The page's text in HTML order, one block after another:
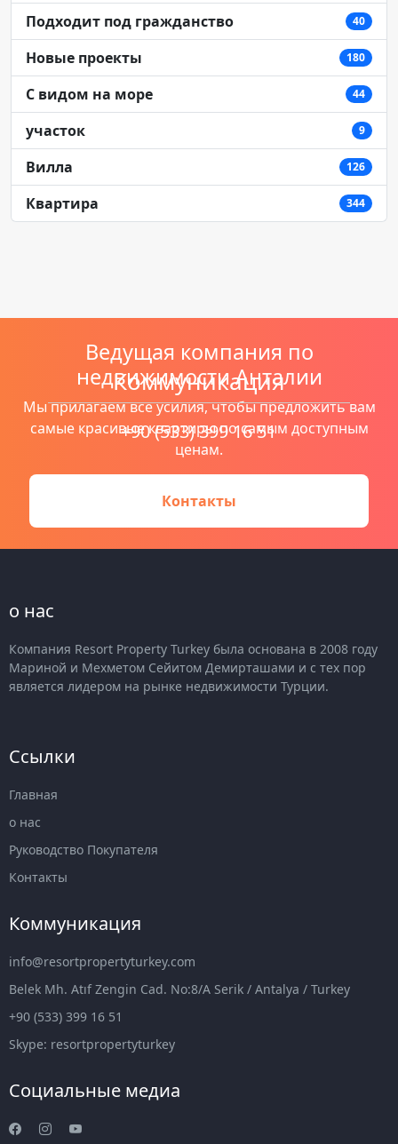
Подходит под гражданство 40
Новые проекты 180
C видом на море 44
участок 9
Вилла 126
Квартира 344
Коммуникация
+90 (533) 399 16 51
Ведущая компания по
недвижимости Анталии
Мы прилагаем все усилия, чтобы предложить вам
самые красивые квартиры по самым доступным
ценам.
Контакты
о нас
Компания Resort Property Turkey была основана в 2008 году
Мариной и Мехметом Сейитом Демирташами и с тех пор
является лидером на рынке недвижимости Турции.
Ссылки
Главная
о нас
Руководство Покупателя
Контакты
Коммуникация
info@resortpropertyturkey.com
Belek Mh. Atıf Zengin Cad. No:8/A Serik / Antalya / Turkey
+90 (533) 399 16 51
Skype: resortpropertyturkey
Социальные медиа